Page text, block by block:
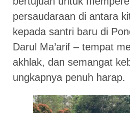
persaudaraan di antara
kepada santri baru di
Darul Ma’arif – tempat
akhlak, dan semangat
ungkapnya penuh harap.